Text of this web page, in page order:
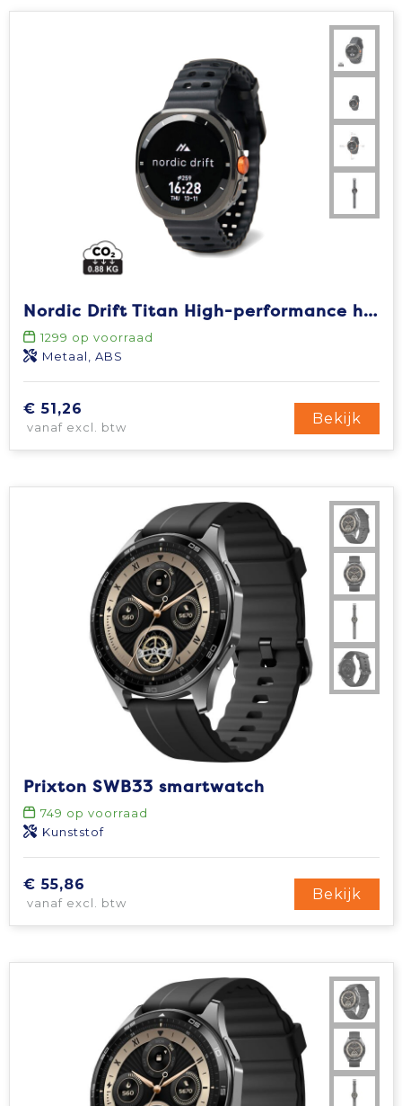
Nordic Drift Titan High-performance horloge
1299 op voorraad
Metaal, ABS
€ 51,26
vanaf excl. btw
Bekijk
Prixton SWB33 smartwatch
749 op voorraad
Kunststof
€ 55,86
vanaf excl. btw
Bekijk